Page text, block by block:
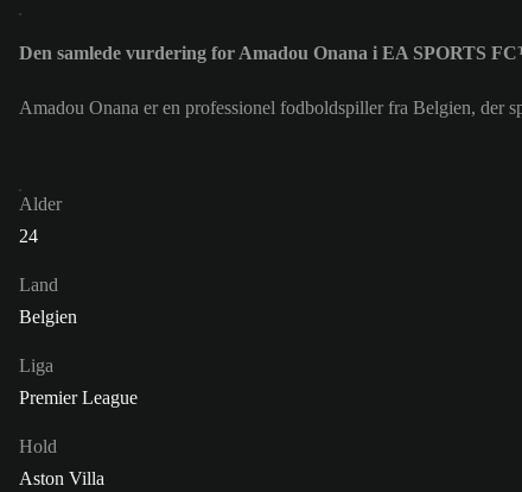
Den samlede vurdering for Amadou Onana i EA SPORTS
Amadou Onana er en professionel fodboldspiller fra Belgien,
Alder
24
Land
Belgien
Liga
Premier League
Hold
Aston Villa